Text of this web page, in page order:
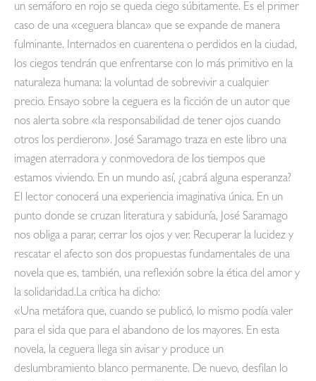
un semáforo en rojo se queda ciego súbitamente. Es el primer
caso de una «ceguera blanca» que se expande de manera
fulminante. Internados en cuarentena o perdidos en la ciudad,
los ciegos tendrán que enfrentarse con lo más primitivo en la
naturaleza humana: la voluntad de sobrevivir a cualquier
precio. Ensayo sobre la ceguera es la ficción de un autor que
nos alerta sobre «la responsabilidad de tener ojos cuando
otros los perdieron». José Saramago traza en este libro una
imagen aterradora y conmovedora de los tiempos que
estamos viviendo. En un mundo así, ¿cabrá alguna esperanza?
El lector conocerá una experiencia imaginativa única. En un
punto donde se cruzan literatura y sabiduría, José Saramago
nos obliga a parar, cerrar los ojos y ver. Recuperar la lucidez y
rescatar el afecto son dos propuestas fundamentales de una
novela que es, también, una reflexión sobre la ética del amor y
la solidaridad.La crítica ha dicho:
«Una metáfora que, cuando se publicó, lo mismo podía valer
para el sida que para el abandono de los mayores. En esta
novela, la ceguera llega sin avisar y produce un
deslumbramiento blanco permanente. De nuevo, desfilan lo